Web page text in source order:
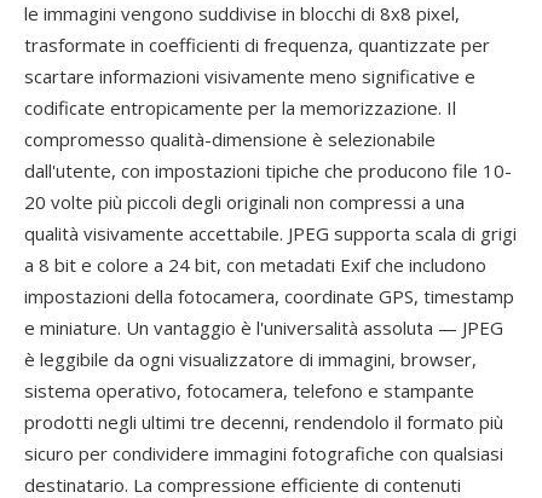
le immagini vengono suddivise in blocchi di 8x8 pixel,
trasformate in coefficienti di frequenza, quantizzate per
scartare informazioni visivamente meno significative e
codificate entropicamente per la memorizzazione. Il
compromesso qualità-dimensione è selezionabile
dall'utente, con impostazioni tipiche che producono file 10-
20 volte più piccoli degli originali non compressi a una
qualità visivamente accettabile. JPEG supporta scala di grigi
a 8 bit e colore a 24 bit, con metadati Exif che includono
impostazioni della fotocamera, coordinate GPS, timestamp
e miniature. Un vantaggio è l'universalità assoluta — JPEG
è leggibile da ogni visualizzatore di immagini, browser,
sistema operativo, fotocamera, telefono e stampante
prodotti negli ultimi tre decenni, rendendolo il formato più
sicuro per condividere immagini fotografiche con qualsiasi
destinatario. La compressione efficiente di contenuti